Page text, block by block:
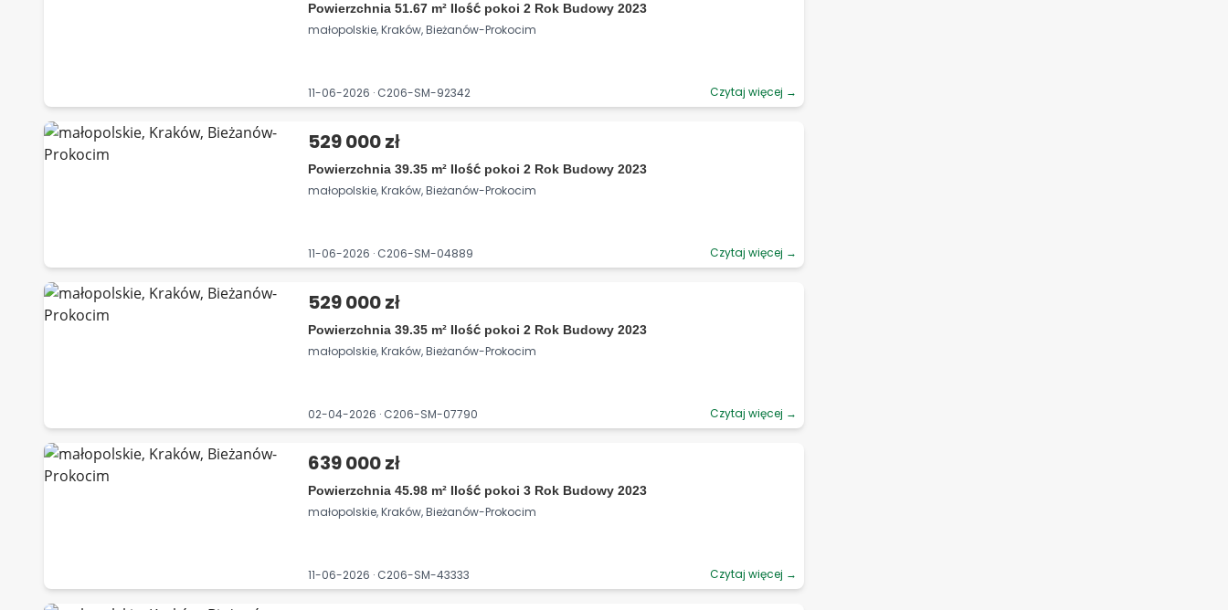
Powierzchnia 51.67 m² Ilość pokoi 2 Rok Budowy 2023
małopolskie, Kraków, Bieżanów-Prokocim
11-06-2026 · C206-SM-92342 Czytaj więcej →
529 000 zł
Powierzchnia 39.35 m² Ilość pokoi 2 Rok Budowy 2023
małopolskie, Kraków, Bieżanów-Prokocim
11-06-2026 · C206-SM-04889 Czytaj więcej →
529 000 zł
Powierzchnia 39.35 m² Ilość pokoi 2 Rok Budowy 2023
małopolskie, Kraków, Bieżanów-Prokocim
02-04-2026 · C206-SM-07790 Czytaj więcej →
639 000 zł
Powierzchnia 45.98 m² Ilość pokoi 3 Rok Budowy 2023
małopolskie, Kraków, Bieżanów-Prokocim
11-06-2026 · C206-SM-43333 Czytaj więcej →